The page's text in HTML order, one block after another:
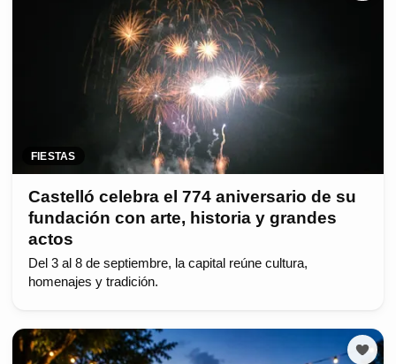
FIESTAS
Castelló celebra el 774 aniversario de su
fundación con arte, historia y grandes
actos
Del 3 al 8 de septiembre, la capital reúne cultura,
homenajes y tradición.